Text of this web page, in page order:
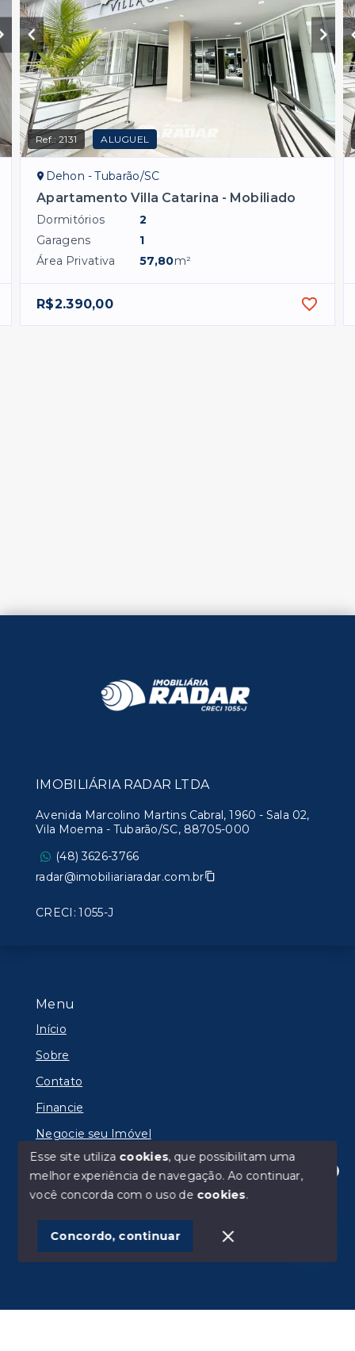
Ref.:2131 ALUGUEL
Dehon - Tubarão/SC
Apartamento Villa Catarina - Mobiliado
Dormitórios
2
Garagens
1
Área Privativa
57,80m²
R$2.390,00
Olá! Estamos disponíveis para te ajudar.
Menu
Início
Sobre
Contato
Financie
Negocie seu Imóvel
© Copyright 2026 - IMOBILIÁRIA RADAR LTDA -
SITE PARA IMOBILIARIA
IMOBILIÁRIA RADAR LTDA
Avenida Marcolino Martins Cabral, 1960 - Sala 02,
Vila Moema - Tubarão/SC, 88705-000
(48) 3626-3766
radar@imobiliariaradar.com.br
CRECI: 1055-J
Esse site utiliza cookies, que possibilitam uma
melhor experiência de navegação.Ao continuar,
você concorda com o uso de cookies.
Concordo, continuar